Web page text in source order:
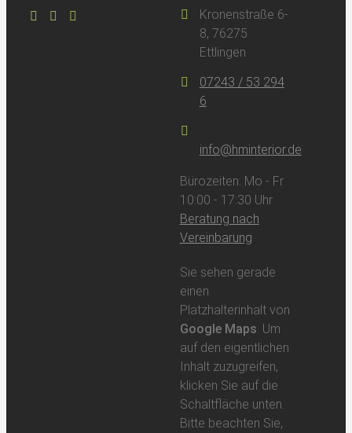
Kronenstraße 6-
8, 76275
Ettlingen
07243 / 53 294
6
info@hminterior.de
Bürozeiten: Mo - Fr
10:00 - 17:30 Uhr
Beratung nach
Vereinbarung
Sie sehen gerade
einen
Platzhalterinhalt von
Google Maps . Um
auf den eigentlichen
Inhalt zuzugreifen,
klicken Sie auf die
Schaltfläche unten.
Bitte beachten Sie,